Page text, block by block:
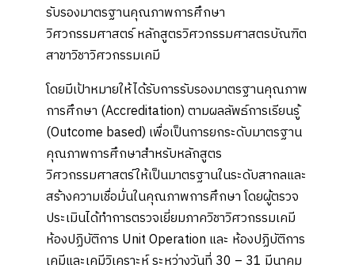
รับรองมาตรฐานคุณภาพการศึกษา
วิศวกรรมศาสตร์ หลักสูตรวิศวกรรมศาสตรบัณฑิต
สาขาวิชาวิศวกรรมเคมี
โดยมีเป้าหมายให้ได้รับการรับรองมาตรฐานคุณภาพ
การศึกษา (Accreditation) ตามผลลัพธ์การเรียนรู้
(Outcome based) เพื่อเป็นการยกระดับมาตรฐาน
คุณภาพการศึกษาสำหรับหลักสูตร
วิศวกรรมศาสตร์ให้เป็นมาตรฐานในระดับสากลและ
สร้างความเชื่อมั่นในคุณภาพการศึกษา โดยผู้ตรวจ
ประเมินได้ทำการตรวจเยี่ยมภาควิชาวิศวกรรมเคมี
ห้องปฏิบัติการ Unit Operation และ ห้องปฏิบัติการ
เคมีและเคมีวิเคราะห์ ระหว่างวันที่ 30 – 31 มีนาคม